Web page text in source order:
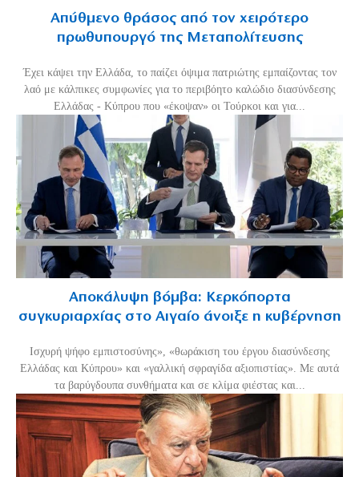
Απύθμενο θράσος από τον χειρότερο
πρωθυπουργό της Μεταπολίτευσης
Έχει κάψει την Ελλάδα, το παίζει όψιμα πατριώτης εμπαίζοντας τον
λαό με κάλπικες συμφωνίες για το περιβόητο καλώδιο διασύνδεσης
Ελλάδας - Κύπρου που «έκοψαν» οι Τούρκοι και για...
Αποκάλυψη βόμβα: Κερκόπορτα
συγκυριαρχίας στο Αιγαίο άνοιξε η κυβέρνηση
Ισχυρή ψήφο εμπιστοσύνης», «θωράκιση του έργου διασύνδεσης
Ελλάδας και Κύπρου» και «γαλλική σφραγίδα αξιοπιστίας». Με αυτά
τα βαρύγδουπα συνθήματα και σε κλίμα φιέστας και...